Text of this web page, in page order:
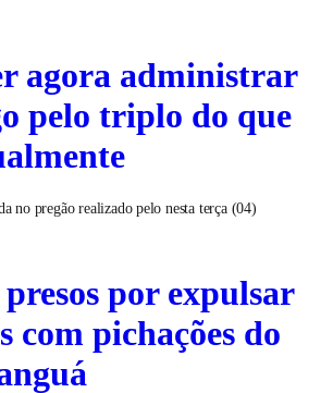
agora administrar
pelo triplo do que
no pregão realizado pelo nesta terça (04)
por expulsar
com pichações do